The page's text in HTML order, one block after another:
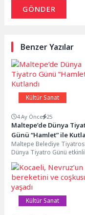
GÖNDER
Benzer Yazılar
Kültür Sanat
4 Ay Önce 25
Maltepe’de Dünya
Günü “Hamlet” ile
Maltepe Belediye
Dünya Tiyatro Günü
kapsamında sahnelediği
ile sanatseverlere
gece...
Kültür Sanat